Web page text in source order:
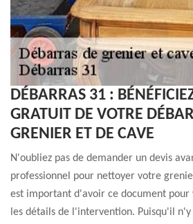
DÉBARRAS 31 :
GRATUIT DE VOTRE
GRENIER ET DE CAVE
N'oubliez pas de demander un devis
professionnel pour nettoyer votre
est important d'avoir ce document pour
les détails de l'intervention. Puisqu'il